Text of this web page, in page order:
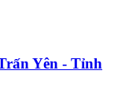
Yên - Tỉnh